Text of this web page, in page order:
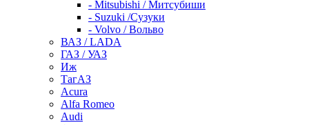
- Mitsubishi / Митсубиши
- Suzuki /Сузуки
- Volvo / Вольво
ВАЗ / LADA
ГАЗ / УАЗ
Иж
ТагАЗ
Acura
Alfa Romeo
Audi